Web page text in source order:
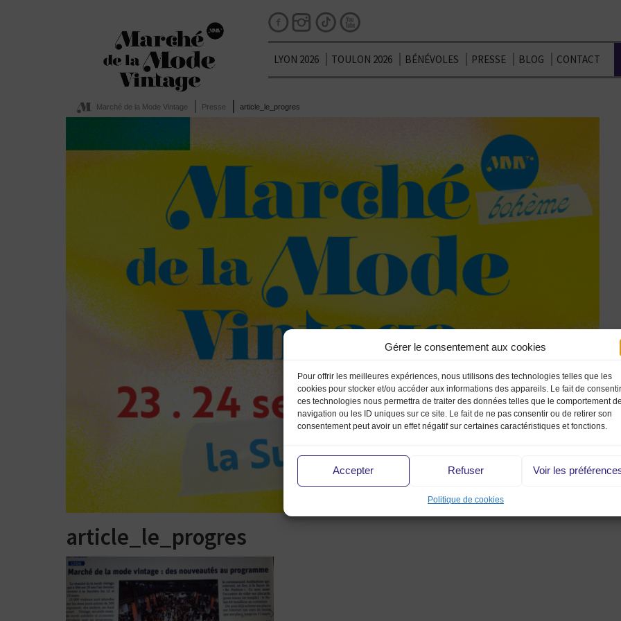
Gérer le consentement aux cookies
Pour offrir les meilleures expériences, nous utilisons des technologies telles que les
cookies pour stocker et/ou accéder aux informations des appareils. Le fait de
ces technologies nous permettra de traiter des données telles que le comportement de
navigation ou les ID uniques sur ce site. Le fait de ne pas consentir ou de retirer son
consentement peut avoir un effet négatif sur certaines caractéristiques et fonctions.
Accepter Refuser Voir les
Politique de cookies
LYON 2026 TOULON 2026 BÉNÉVOLES PRESSE BLOG CONTACT
Marché de la Mode Vintage Presse article_le_progres
article_le_progres